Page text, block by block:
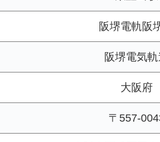
阪堺電軌阪
阪堺電気
大阪府
〒557-